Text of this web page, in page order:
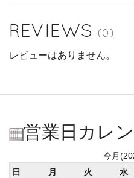
REVIEWS (0)
レビューはありません。
営業日カレ
今月
日
月 火 水